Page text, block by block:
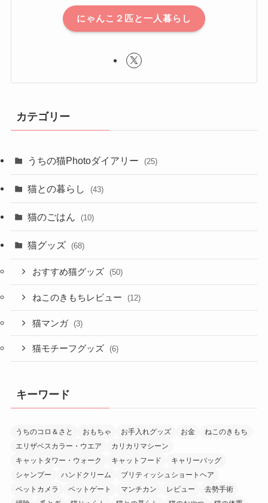
にゃんこ２匹と一人暮らし
カテゴリー
うちの猫Photoダイアリー (25)
猫との暮らし (43)
猫のごはん (10)
猫グッズ (68)
おすすめ猫グッズ (50)
ねこのきもちレビュー (12)
猫マンガ (3)
猫モチーフグッズ (6)
キーワード
うちのコロ＆さと おもちゃ お手入れグッズ お金
ねこのきもち
エリザベスカラー・ウエア
カリカリマシーン
キャットタワー・ウォーク
キャットフード
キャリーバッグ
シャンプー
ハンドクリーム
ブリティッシュショートヘア
ペットカメラ
ペットゲート マンチカン レビュー
去勢手術